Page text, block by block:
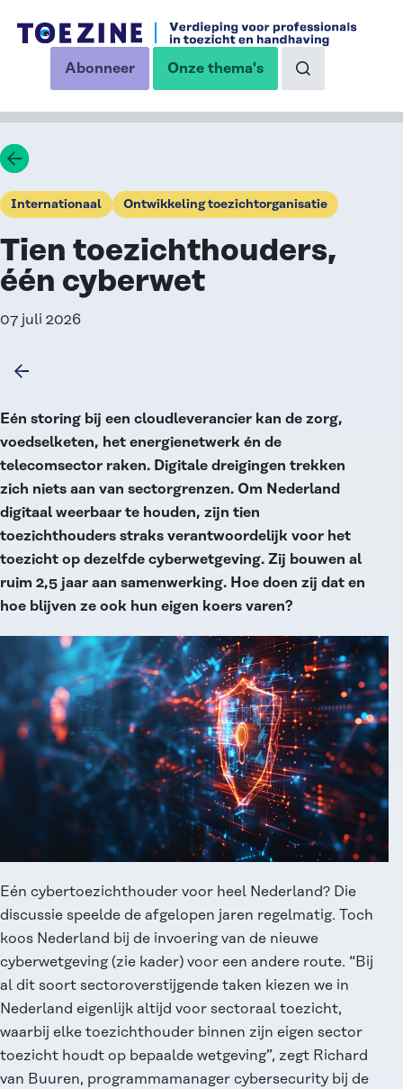
Ga naar de inhoud
Abonneer
op onze nieuwsbriefOnze thema's Naar de
Ga terug
Internationaal Ontwikkeling toezichtorganisatie
Tien toezichthouders,
één cyberwet
07 juli 2026
Eén storing bij een cloudleverancier kan de zorg,
voedselketen, het energienetwerk én de
telecomsector raken. Digitale dreigingen trekken
zich niets aan van sectorgrenzen. Om Nederland
digitaal weerbaar te houden, zijn tien
toezichthouders straks verantwoordelijk voor het
toezicht op dezelfde cyberwetgeving. Zij bouwen al
ruim 2,5 jaar aan samenwerking. Hoe doen zij dat en
hoe blijven ze ook hun eigen koers varen?
Eén cybertoezichthouder voor heel Nederland? Die
discussie speelde de afgelopen jaren regelmatig. Toch
koos Nederland bij de invoering van de nieuwe
cyberwetgeving (zie kader) voor een andere route. “Bij
al dit soort sectoroverstijgende taken kiezen we in
Nederland eigenlijk altijd voor sectoraal toezicht,
waarbij elke toezichthouder binnen zijn eigen sector
toezicht houdt op bepaalde wetgeving”, zegt Richard
van Buuren, programmamanager cybersecurity bij de